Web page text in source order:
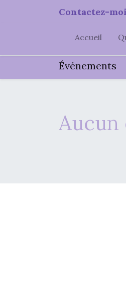
Contactez-moi
Accueil
Événements
Aucun